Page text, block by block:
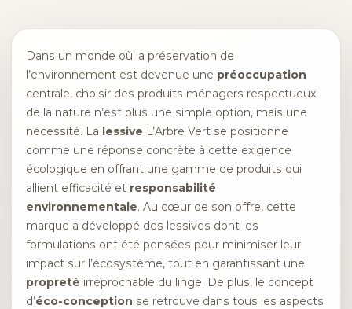
Dans un monde où la préservation de
l’environnement est devenue une préoccupation
centrale, choisir des produits ménagers respectueux
de la nature n’est plus une simple option, mais une
nécessité. La lessive L’Arbre Vert se positionne
comme une réponse concrète à cette exigence
écologique en offrant une gamme de produits qui
allient efficacité et responsabilité
environnementale. Au cœur de son offre, cette
marque a développé des lessives dont les
formulations ont été pensées pour minimiser leur
impact sur l’écosystème, tout en garantissant une
propreté irréprochable du linge. De plus, le concept
d’éco-conception se retrouve dans tous les aspects